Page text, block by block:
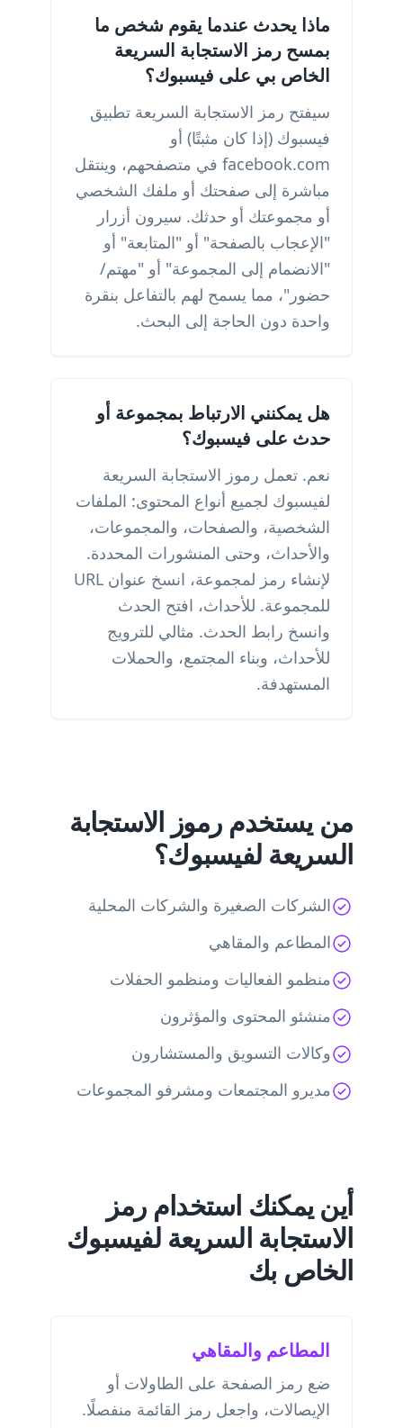
ماذا يحدث عندما يقوم شخص ما
بمسح رمز الاستجابة السريعة
الخاص بي على فيسبوك؟
سيفتح رمز الاستجابة السريعة تطبيق
فيسبوك (إذا كان مثبتًا) أو
facebook.com في متصفحهم، وينتقل
مباشرة إلى صفحتك أو ملفك الشخصي
أو مجموعتك أو حدثك. سيرون أزرار
"الإعجاب بالصفحة" أو "المتابعة" أو
"الانضمام إلى المجموعة" أو "مهتم/
حضور"، مما يسمح لهم بالتفاعل بنقرة
واحدة دون الحاجة إلى البحث.
هل يمكنني الارتباط بمجموعة أو
حدث على فيسبوك؟
نعم. تعمل رموز الاستجابة السريعة
لفيسبوك لجميع أنواع المحتوى: الملفات
الشخصية، والصفحات، والمجموعات،
والأحداث، وحتى المنشورات المحددة.
لإنشاء رمز لمجموعة، انسخ عنوان URL
للمجموعة. للأحداث، افتح الحدث
وانسخ رابط الحدث. مثالي للترويج
للأحداث، وبناء المجتمع، والحملات
المستهدفة.
من يستخدم رموز الاستجابة
السريعة لفيسبوك؟
الشركات الصغيرة والشركات المحلية
المطاعم والمقاهي
منظمو الفعاليات ومنظمو الحفلات
منشئو المحتوى والمؤثرون
وكالات التسويق والمستشارون
مديرو المجتمعات ومشرفو المجموعات
أين يمكنك استخدام رمز
الاستجابة السريعة لفيسبوك
الخاص بك
المطاعم والمقاهي
ضع رمز الصفحة على الطاولات أو
الإيصالات، واجعل رمز القائمة منفصلًا.